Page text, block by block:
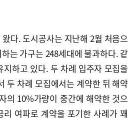
다. 도시공사는 지난해 2월 처음으
는 가구는 248세대에 불과하다. 같
하고 있다. 두 차례 입주자 모집을
두 차례 모집에서는 계약한 뒤 해약
의 10%가량이 중간에 해약한 것으
여파로 계약을 포기한 사례가 꽤